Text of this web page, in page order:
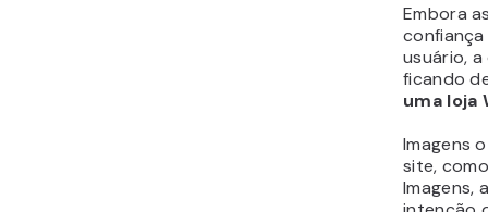
Embora
usuário,
ficando
uma loja
Imagens
site,
Imagens,